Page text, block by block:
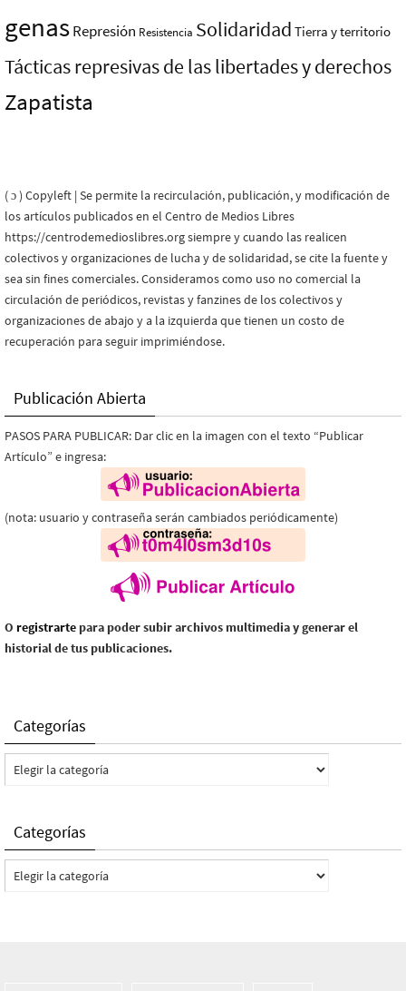
genasRepresión Resistencia Solidaridad Tierra y territorio
Tácticas represivas de las libertades y derechos
Zapatista
( ɔ ) Copyleft | Se permite la recirculación, publicación, y modificación de
los artículos publicados en el Centro de Medios Libres
https://centrodemedioslibres.org siempre y cuando las realicen
colectivos y organizaciones de lucha y de solidaridad, se cite la fuente y
sea sin fines comerciales. Consideramos como uso no comercial la
circulación de periódicos, revistas y fanzines de los colectivos y
organizaciones de abajo y a la izquierda que tienen un costo de
recuperación para seguir imprimiéndose.
Publicación Abierta
PASOS PARA PUBLICAR: Dar clic en la imagen con el texto “Publicar
Artículo” e ingresa:
(nota: usuario y contraseña serán cambiados periódicamente)
O registrarte para poder subir archivos multimedia y generar el
historial de tus publicaciones.
Categorías
Categorías
Categorías
Categorías